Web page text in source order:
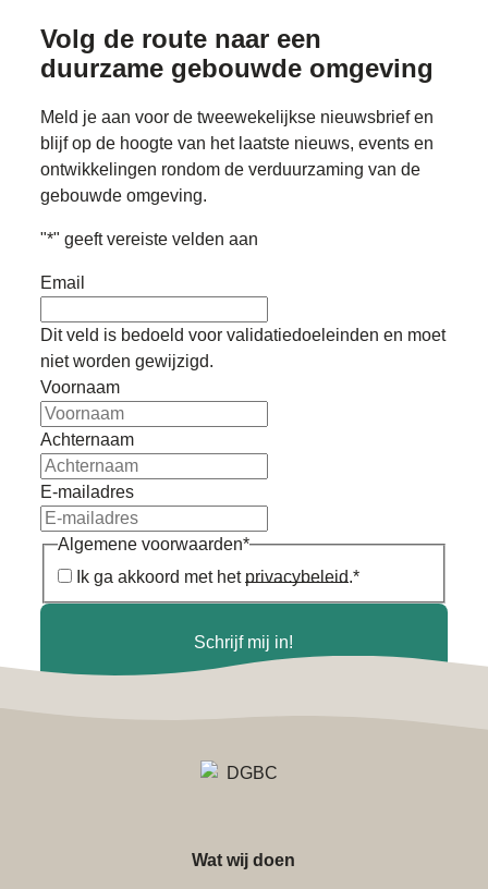
Volg de route naar een
duurzame gebouwde omgeving
Meld je aan voor de tweewekelijkse nieuwsbrief en
blijf op de hoogte van het laatste nieuws, events en
ontwikkelingen rondom de verduurzaming van de
gebouwde omgeving.
"*" geeft vereiste velden aan
Email
Dit veld is bedoeld voor validatiedoeleinden en moet
niet worden gewijzigd.
Voornaam
Achternaam
E-mailadres
Algemene voorwaarden*
Ik ga akkoord met het privacybeleid.*
Schrijf mij in!
Wat wij doen